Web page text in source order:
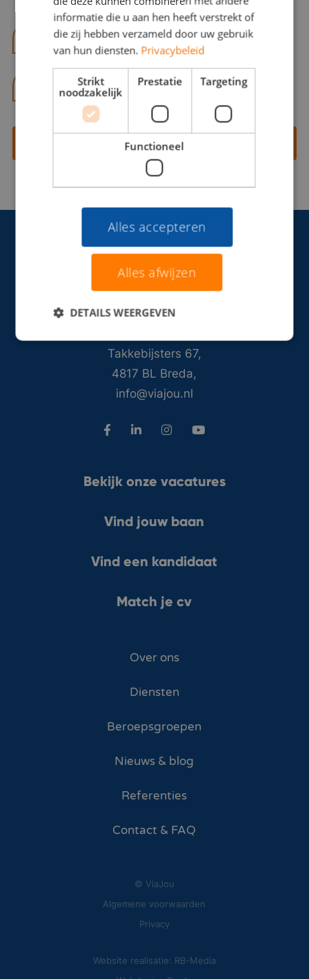
benno@viajou.nl
06 13 28 62 71
Contact opnemen
Takkebijsters 67,
4817 BL Breda,
info@viajou.nl
Bekijk onze vacatures
Vind jouw baan
Vind een kandidaat
Match je cv
Over ons
Diensten
Beroepsgroepen
Nieuws & blog
Referenties
Contact & FAQ
© ViaJou
Algemene voorwaarden
Privacy
Website realisatie: RB-Media
informatie die u aan hen heeft verstrekt of
die zij hebben verzameld door uw gebruik
van hun diensten. Privacybeleid
Strikt
noodzakelijk
Prestatie Targeting
Functioneel
Alles accepteren
Alles afwijzen
DETAILS WEERGEVEN